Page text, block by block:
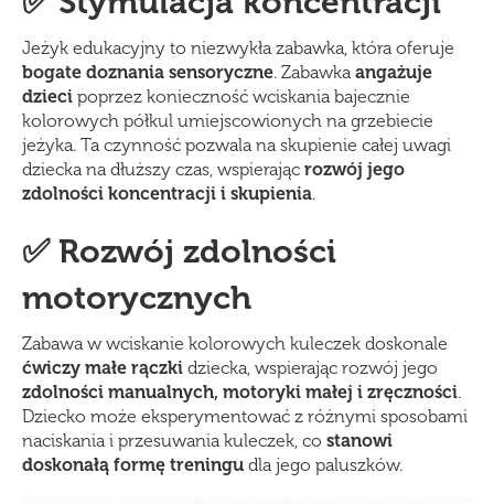
Jeżyk edukacyjny to niezwykła zabawka, która oferuje
bogate doznania sensoryczne. Zabawkaangażuje
dzieci poprzez konieczność wciskania bajecznie
kolorowych półkul umiejscowionych na grzebiecie
jeżyka. Ta czynność pozwala na skupienie całej uwagi
dziecka na dłuższy czas, wspierając rozwój jego
zdolności koncentracji i skupienia.
✅ Rozwój zdolności
motorycznych
Zabawa w wciskanie kolorowych kuleczek doskonale
ćwiczy małe rączki dziecka, wspierając rozwój jego
zdolności manualnych, motoryki małej i zręczności.
Dziecko może eksperymentować z różnymi sposobami
naciskania i przesuwania kuleczek, co stanowi
doskonałą formę treningu dla jego paluszków.